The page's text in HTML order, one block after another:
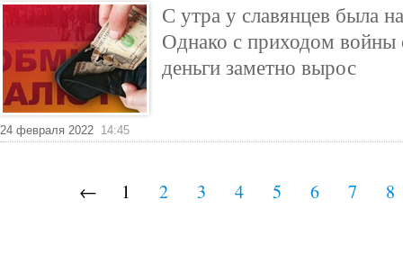
С утра у славянцев была
Однако с приходом войны
деньги заметно вырос
24 февраля 2022 14:45
← 1 2 3 4 5 6 7 8